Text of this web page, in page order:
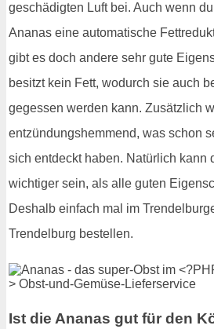
geschädigten Luft bei. Auch wenn
Ananas eine automatische
gibt es doch andere sehr gute
besitzt kein Fett, wodurch sie auch
gegessen werden kann. Zusätzlich
entzündungshemmend, was schon
sich entdeckt haben. Natürlich kann
wichtiger sein, als alle guten
Deshalb einfach mal im
Trendelburg bestellen.
Ist die Ananas gut für den